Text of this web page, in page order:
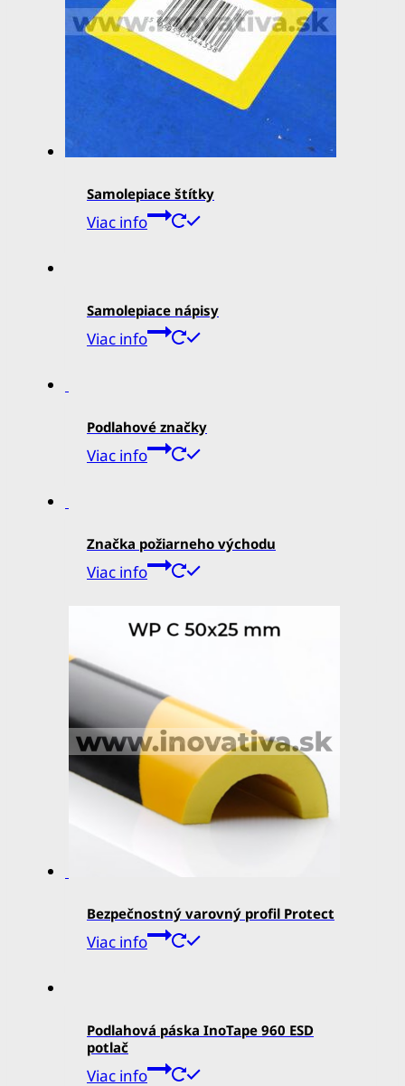
Samolepiace štítky
Viac info
Samolepiace nápisy
Viac info
Podlahové značky
Viac info
Značka požiarneho východu
Viac info
Bezpečnostný varovný profil Protect
Viac info
Podlahová páska InoTape 960 ESD
potlač
Viac info